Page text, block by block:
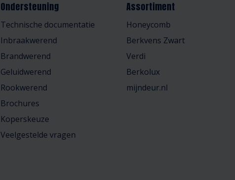
Ondersteuning
Technische documentatie
Inbraakwerend
Brandwerend
Geluidwerend
Rookwerend
Brochures
Koperskeuze
Veelgestelde vragen
Assortiment
Honeycomb
Berkvens Zwart
Verdi
Berkolux
mijndeur.nl